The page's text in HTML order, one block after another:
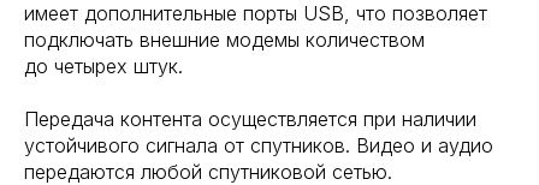
имеет дополнительные порты USB, что позволяет
подключать внешние модемы количеством
до четырех штук.
Передача контента осуществляется при наличии
устойчивого сигнала от спутников. Видео и аудио
передаются любой спутниковой сетью.